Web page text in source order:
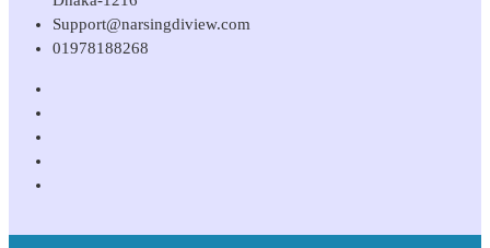
Support@narsingdiview.com
01978188268